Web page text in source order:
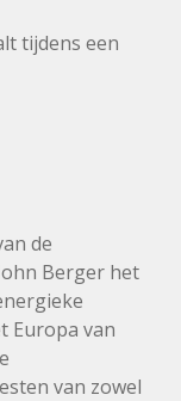
tijdens een
de
Berger het
Europa van
van zowel